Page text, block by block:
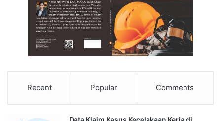
Recent Popular Comments
Data Klaim Kasus Kecelakaan Kerja di